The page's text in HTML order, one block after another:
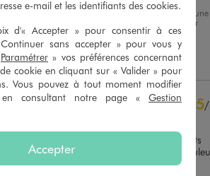
à un
sur ce site
10
2
1
0
Avis du12/04/2026 , suite à une
par
Sandrine P.
Utile(0) Signaler
5/
Coupe idéale pour les petits
garçons qui bougent !
sympa
e-mail et les identifiants des cookies.
d'« Accepter » pour consentir à ces
sans accepter » pour vous y
Paramétrer » vos préférences concernant
cookie en cliquant sur « Valider » pour
Vous pouvez à tout moment modifier
en consultant notre page « Gestion
Accepter